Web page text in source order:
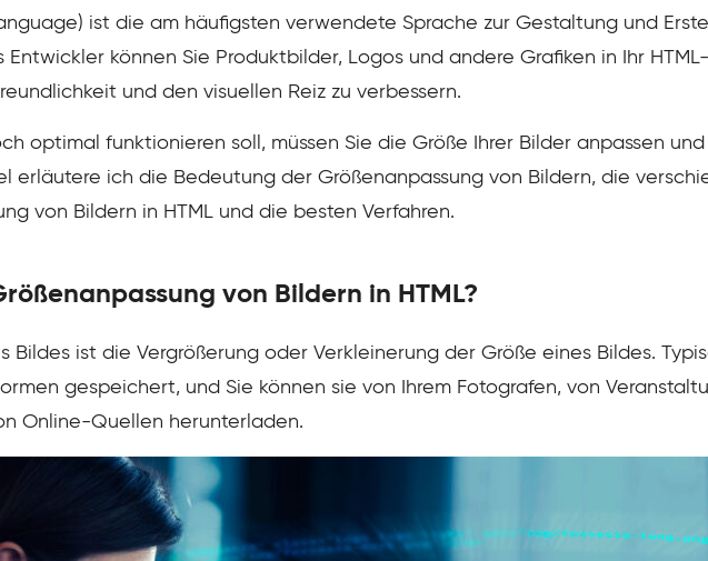
ist die am häufigsten verwendete Sprache zur Gestaltung und
Entwickler können Sie Produktbilder, Logos und andere Grafiken in Ihr
und den visuellen Reiz zu verbessern.
optimal funktionieren soll, müssen Sie die Größe Ihrer Bilder anpassen und
erläutere ich die Bedeutung der Größenanpassung von Bildern, die
von Bildern in HTML und die besten Verfahren.
von Bildern in HTML?
Bildes ist die Vergrößerung oder Verkleinerung der Größe eines Bildes.
gespeichert, und Sie können sie von Ihrem Fotografen, von
Online-Quellen herunterladen.